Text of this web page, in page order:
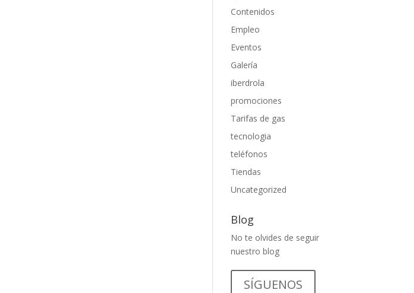
Contenidos
Empleo
Eventos
Galería
iberdrola
promociones
Tarifas de gas
tecnologia
teléfonos
Tiendas
Uncategorized
Blog
No te olvides de seguir
nuestro blog
SÍGUENOS